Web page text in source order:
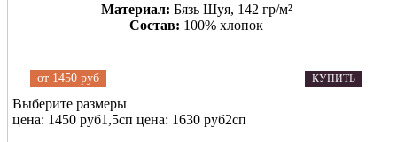
Материал: Бязь Шуя, 142 гр/м²
Состав: 100% хлопок
от 1450 руб КУПИТЬ
Выберите размеры
цена: 1450 руб1,5сп цена: 1630 руб2сп